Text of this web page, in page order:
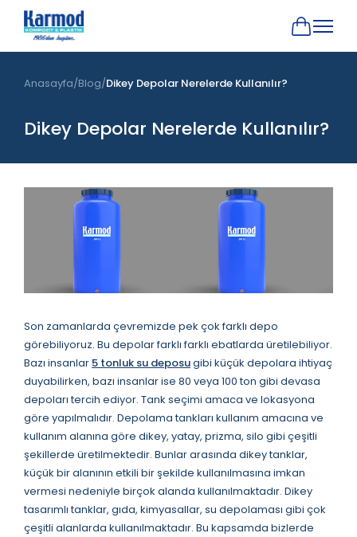
Anasayfa Blog Dikey Depolar Nerelerde Kullanılır?
Dikey Depolar Nerelerde Kullanılır?
Son zamanlarda çevremizde pek çok farklı depo
görebiliyoruz. Bu depolar farklı farklı ebatlarda üretilebiliyor.
Bazı insanlar 5 tonluk su deposugibi küçük depolara ihtiyaç
duyabilirken, bazı insanlar ise 80 veya 100 ton gibi devasa
depoları tercih ediyor. Tank seçimi amaca ve lokasyona
göre yapılmalıdır. Depolama tankları kullanım amacına ve
kullanım alanına göre dikey, yatay, prizma, silo gibi çeşitli
şekillerde üretilmektedir. Bunlar arasında dikey tanklar,
küçük bir alanının etkili bir şekilde kullanılmasına imkan
vermesi nedeniyle birçok alanda kullanılmaktadır. Dikey
tasarımlı tanklar, gıda, kimyasallar, su depolaması gibi çok
çeşitli alanlarda kullanılmaktadır. Bu kapsamda bizlerde